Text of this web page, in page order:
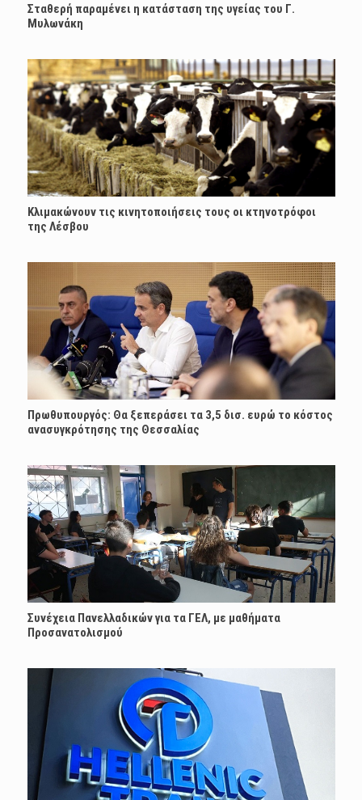
Σταθερή παραμένει η κατάσταση της υγείας του Γ.
Μυλωνάκη
Κλιμακώνουν τις κινητοποιήσεις τους οι κτηνοτρόφοι
της Λέσβου
Πρωθυπουργός: Θα ξεπεράσει τα 3,5 δισ. ευρώ το κόστος
ανασυγκρότησης της Θεσσαλίας
Συνέχεια Πανελλαδικών για τα ΓΕΛ, με μαθήματα
Προσανατολισμού